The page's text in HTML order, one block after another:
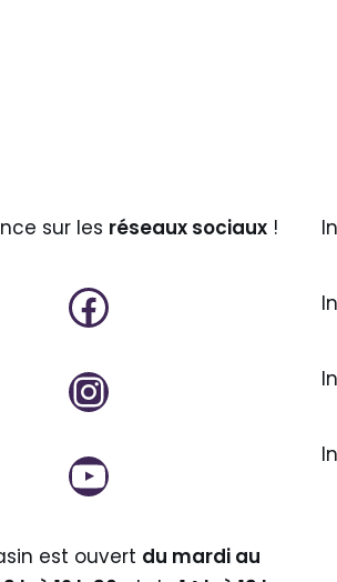
sur les réseaux sociaux !
est ouvert du mardi au